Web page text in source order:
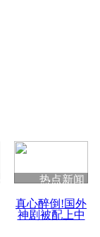
族花山节
热点新闻
真心醉倒!国外
神剧被配上中